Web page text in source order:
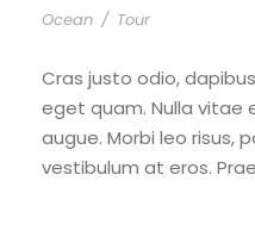
Ocean / Tour
Cras justo odio,
eget quam. Nulla vitae
augue. Morbi leo risus,
vestibulum at eros.